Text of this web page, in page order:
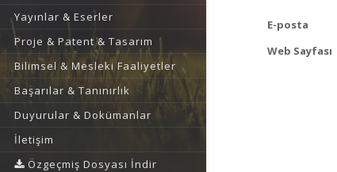
Yayınlar & Eserler
Proje & Patent & Tasarım
Bilimsel & Mesleki Faaliyetler
Başarılar & Tanınırlık
Duyurular & Dokümanlar
İletişim
Özgeçmiş Dosyası İndir
E-posta
Web Sayfası